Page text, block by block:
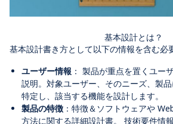
基本設計とは？
基本設計書き方として以下の情報を含む必
ユーザー情報 ： 製品が重点を置くユー
説明。対象ユーザー、そのニーズ、製
特定し、該当する機能を設計します。
製品の特徴 ：特徴＆ソフトウェアや
方法に関する詳細設計書。 技術要件情